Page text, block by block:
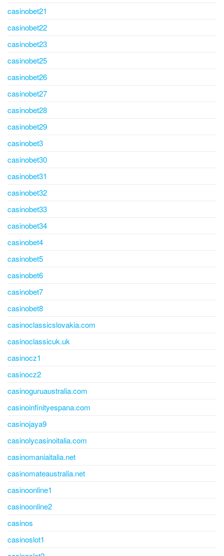
casinobet21
casinobet22
casinobet23
casinobet25
casinobet26
casinobet27
casinobet28
casinobet29
casinobet3
casinobet30
casinobet31
casinobet32
casinobet33
casinobet34
casinobet4
casinobet5
casinobet6
casinobet7
casinobet8
casinoclassicslovakia.com
casinoclassicuk.uk
casinocz1
casinocz2
casinoguruaustralia.com
casinoinfinityespana.com
casinojaya9
casinolycasinoitalia.com
casinomaniaitalia.net
casinomateaustralia.net
casinoonline1
casinoonline2
casinos
casinoslot1